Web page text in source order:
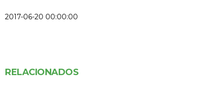
2017-06-20 00:00:00
RELACIONADOS